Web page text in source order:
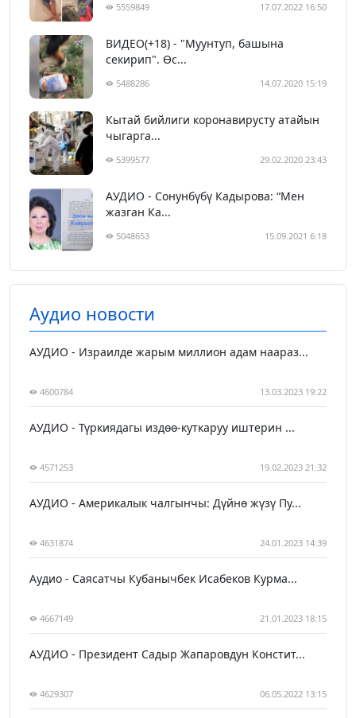
5559849 17.07.2022 16:50
ВИДЕО(+18) - "Муунтуп, башына
секирип". Өс...
5488286 14.07.2020 15:19
Кытай бийлиги коронавирусту атайын
чыгарга...
5399577 29.02.2020 23:43
АУДИО - Сонунбүбү Кадырова: “Мен
жазган Ка...
5048653 15.09.2021 6:18
Аудио новости
АУДИО - Израилде жарым миллион адам наараз...
4600784 13.03.2023 19:22
АУДИО - Түркиядагы издөө-куткаруу иштерин ...
4571253 19.02.2023 21:32
АУДИО - Америкалык чалгынчы: Дүйнө жүзү Пу...
4631874 24.01.2023 14:39
Аудио - Саясатчы Кубанычбек Исабеков Курма...
4667149 21.01.2023 18:15
АУДИО - Президент Садыр Жапаровдун Констит...
4629307 06.05.2022 13:15